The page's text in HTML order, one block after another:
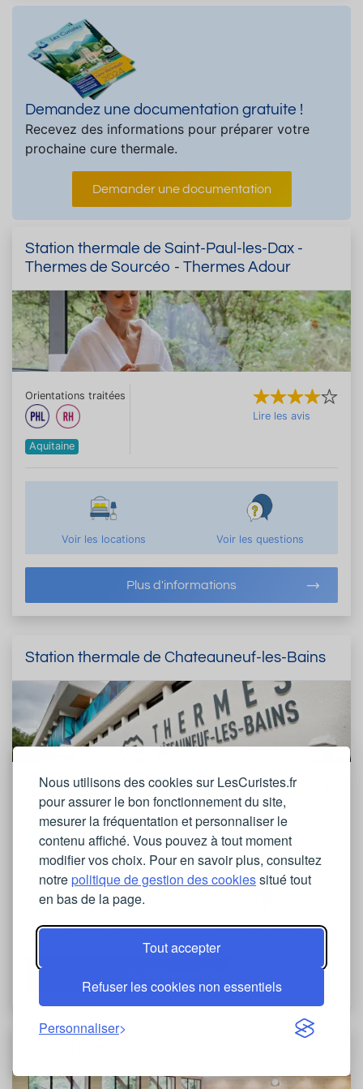
Nous utilisons des cookies sur LesCuristes.fr
pour assurer le bon fonctionnement du site,
mesurer la fréquentation et personnaliser le
contenu affiché. Vous pouvez à tout moment
modifier vos choix. Pour en savoir plus, consultez
notrepolitique de gestion des cookiessitué tout
en bas de la page.
Tout accepter
Refuser les cookies non essentiels
Personnaliser
Demandez une documentation gratuite !
Recevez des informations pour préparer votre
prochaine cure thermale.
Demander une documentation
Station thermale de Saint-Paul-les-Dax -
Thermes de Sourcéo - Thermes Adour
Orientations traitées
Aquitaine
Lire les avis
Voir les locations Voir les questions
Plus d'informations
Station thermale de Chateauneuf-les-Bains
Orientations traitées
Auvergne
Lire les avis
Voir les locations Voir les questions